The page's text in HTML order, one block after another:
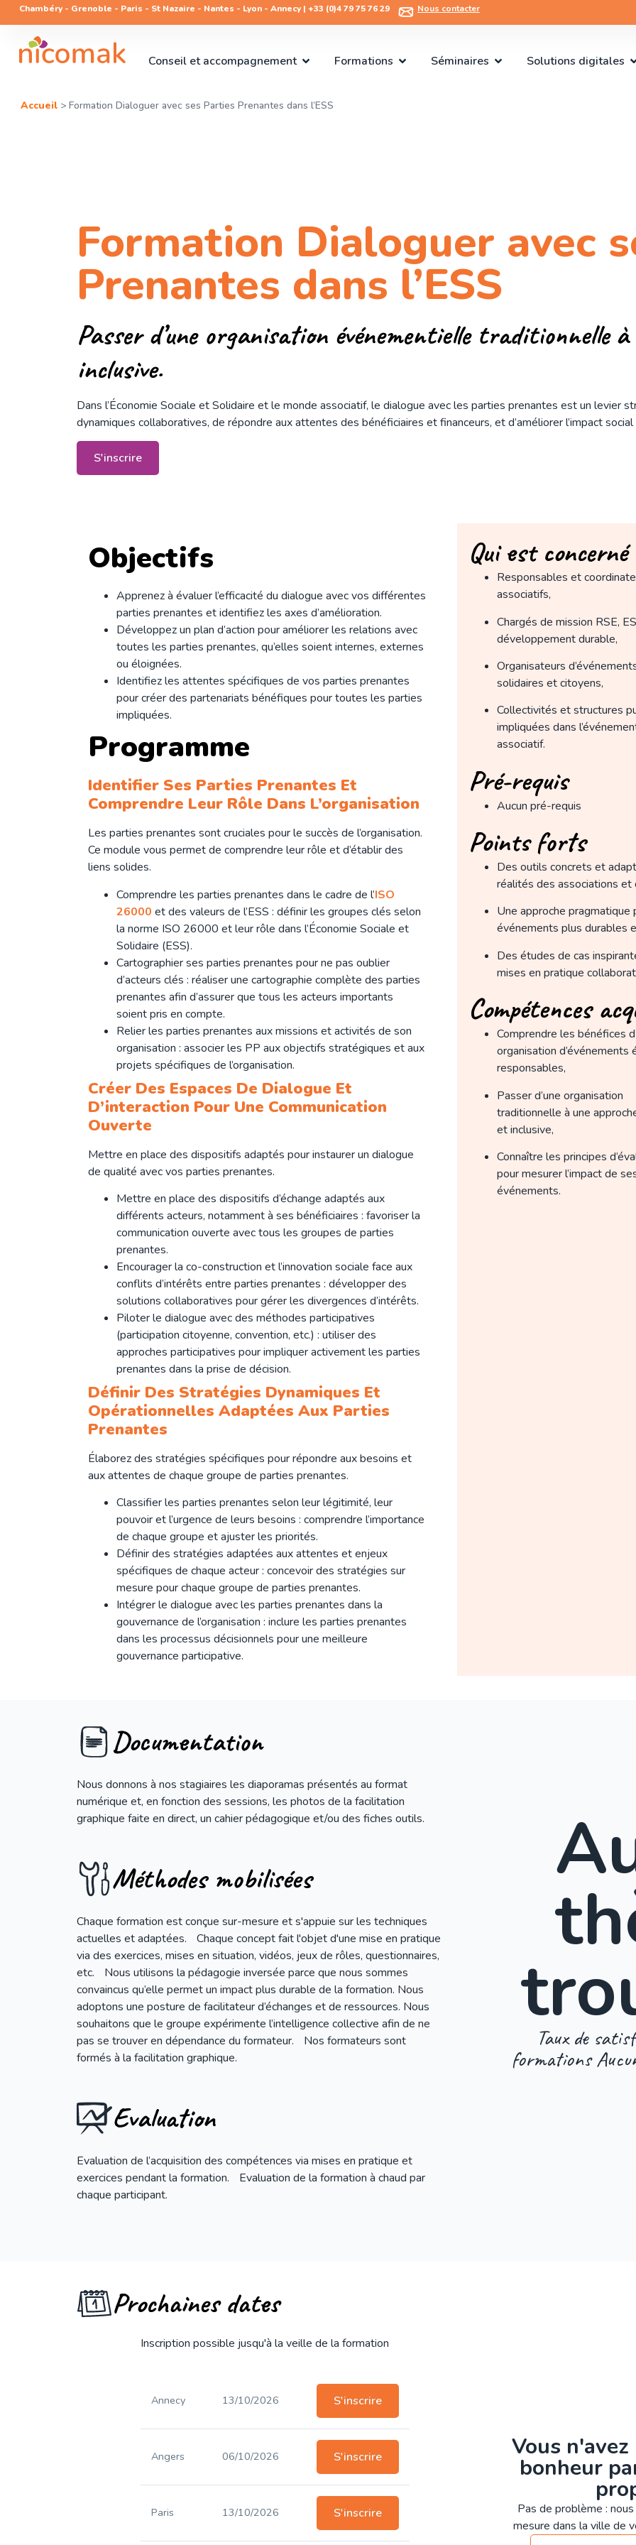
Chambéry - Grenoble - Paris - St Nazaire - Nantes - Lyon - Annecy | +33 (0)4 79 75 76 29​ Nous contacter
Conseil et accompagnement Formations Séminaires Solutions digitales
Accueil> Formation Dialoguer avec ses Parties Prenantes dans l’ESS
Formation Dialoguer avec
Prenantes dans l’ESS
Passer d’une organisation événementielle traditionnelle
inclusive.
Dans l’Économie Sociale et Solidaire et le monde associatif, le dialogue avec les parties prenantes est un levier
dynamiques collaboratives, de répondre aux attentes des bénéficiaires et financeurs, et d’améliorer l’impact
S'inscrire
Objectifs
Apprenez à évaluer l’efficacité du dialogue avec vos différentes
parties prenantes et identifiez les axes d’amélioration.
Développez un plan d’action pour améliorer les relations avec
toutes les parties prenantes, qu’elles soient internes, externes
ou éloignées.
Identifiez les attentes spécifiques de vos parties prenantes
pour créer des partenariats bénéfiques pour toutes les parties
impliquées.
Programme
Identifier Ses Parties Prenantes Et
Comprendre Leur Rôle Dans L’organisation
Les parties prenantes sont cruciales pour le succès de l’organisation.
Ce module vous permet de comprendre leur rôle et d’établir des
liens solides.
Comprendre les parties prenantes dans le cadre de l’ISO
26000 et des valeurs de l’ESS : définir les groupes clés selon
la norme ISO 26000 et leur rôle dans l’Économie Sociale et
Solidaire (ESS).
Cartographier ses parties prenantes pour ne pas oublier
d’acteurs clés : réaliser une cartographie complète des parties
prenantes afin d’assurer que tous les acteurs importants
soient pris en compte.
Relier les parties prenantes aux missions et activités de son
organisation : associer les PP aux objectifs stratégiques et aux
projets spécifiques de l’organisation.
Créer Des Espaces De Dialogue Et
D’interaction Pour Une Communication
Ouverte
Mettre en place des dispositifs adaptés pour instaurer un dialogue
de qualité avec vos parties prenantes.
Mettre en place des dispositifs d’échange adaptés aux
différents acteurs, notamment à ses bénéficiaires : favoriser la
communication ouverte avec tous les groupes de parties
prenantes.
Encourager la co-construction et l’innovation sociale face aux
conflits d’intérêts entre parties prenantes : développer des
solutions collaboratives pour gérer les divergences d’intérêts.
Piloter le dialogue avec des méthodes participatives
(participation citoyenne, convention, etc.) : utiliser des
approches participatives pour impliquer activement les parties
prenantes dans la prise de décision.
Définir Des Stratégies Dynamiques Et
Opérationnelles Adaptées Aux Parties
Prenantes
Élaborez des stratégies spécifiques pour répondre aux besoins et
aux attentes de chaque groupe de parties prenantes.
Classifier les parties prenantes selon leur légitimité, leur
pouvoir et l’urgence de leurs besoins : comprendre l’importance
de chaque groupe et ajuster les priorités.
Définir des stratégies adaptées aux attentes et enjeux
spécifiques de chaque acteur : concevoir des stratégies sur
mesure pour chaque groupe de parties prenantes.
Intégrer le dialogue avec les parties prenantes dans la
gouvernance de l’organisation : inclure les parties prenantes
dans les processus décisionnels pour une meilleure
gouvernance participative.
Qui est concerné
Responsables et
associatifs,
Chargés de mission RSE,
développement durable,
Organisateurs
solidaires et citoyens,
Collectivités et structures
impliquées dans
associatif.
Pré-requis
Aucun pré-requis
Points forts
Des outils concrets et
réalités des associations et
Une approche pragmatique
événements plus durables
Des études de cas
mises en pratique
Compétences
Comprendre les bénéfices
organisation d’événements
responsables,
Passer d’une organisation
traditionnelle à une
et inclusive,
Connaître les principes
pour mesurer l’impact de
événements.
Documentation
Nous donnons à nos stagiaires les diaporamas présentés au format
numérique et, en fonction des sessions, les photos de la facilitation
graphique faite en direct, un cahier pédagogique et/ou des fiches outils.
Méthodes mobilisées
Chaque formation est conçue sur-mesure et s'appuie sur les techniques
actuelles et adaptées. Chaque concept fait l'objet d'une mise en pratique
via des exercices, mises en situation, vidéos, jeux de rôles, questionnaires,
etc. Nous utilisons la pédagogie inversée parce que nous sommes
convaincus qu’elle permet un impact plus durable de la formation. Nous
adoptons une posture de facilitateur d’échanges et de ressources. Nous
souhaitons que le groupe expérimente l’intelligence collective afin de ne
pas se trouver en dépendance du formateur. Nos formateurs sont
formés à la facilitation graphique.
Evaluation
Evaluation de l’acquisition des compétences via mises en pratique et
exercices pendant la formation. Evaluation de la formation à chaud par
chaque participant.
Taux de
formations
Prochaines dates
Inscription possible jusqu'à la veille de la formation
Annecy 13/10/2026 S'inscrire
Angers 06/10/2026 S'inscrire
Paris 13/10/2026 S'inscrire
Vous
bonheur
Pas de problème :
mesure dans la ville de